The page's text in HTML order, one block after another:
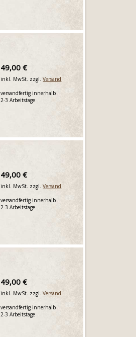
49,00 €
inkl. MwSt. zzgl.Versand
versandfertig innerhalb
2-3 Arbeitstage
49,00 €
inkl. MwSt. zzgl.Versand
versandfertig innerhalb
2-3 Arbeitstage
49,00 €
inkl. MwSt. zzgl.Versand
versandfertig innerhalb
2-3 Arbeitstage